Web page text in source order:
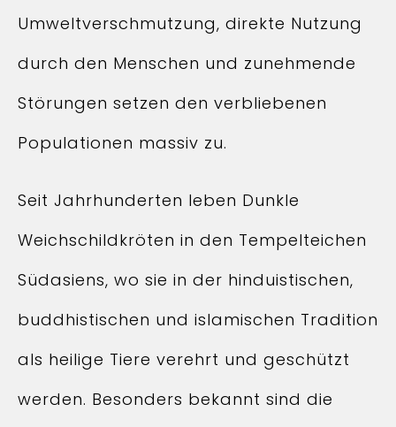
Umweltverschmutzung, direkte Nutzung
durch den Menschen und zunehmende
Störungen setzen den verbliebenen
Populationen massiv zu.
Seit Jahrhunderten leben Dunkle
Weichschildkröten in den Tempelteichen
Südasiens, wo sie in der hinduistischen,
buddhistischen und islamischen Tradition
als heilige Tiere verehrt und geschützt
werden. Besonders bekannt sind die